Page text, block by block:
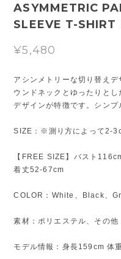
ASYMMETRIC
SLEEVE T-SHIRT
¥5,480
アシンメトリーな切り替え
ウンドネックとゆったりと
デザインが特徴です。シンプ
SIZE：※測り方によって2-
【FREE SIZE】バスト
着丈52-67cm
COLOR：White、Black、
素材：ポリエステル、その他
モデル情報：身長159cm 体